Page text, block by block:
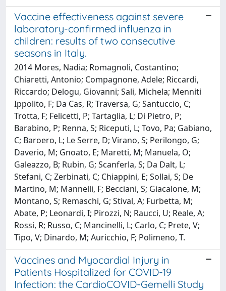
Vaccine effectiveness against severe
laboratory-confirmed influenza in
children: results of two consecutive
seasons in Italy.
2014 Mores, Nadia; Romagnoli, Costantino;
Chiaretti, Antonio; Compagnone, Adele; Riccardi,
Riccardo; Delogu, Giovanni; Sali, Michela; Menniti
Ippolito, F; Da Cas, R; Traversa, G; Santuccio, C;
Trotta, F; Felicetti, P; Tartaglia, L; Di Pietro, P;
Barabino, P; Renna, S; Riceputi, L; Tovo, Pa; Gabiano,
C; Baroero, L; Le Serre, D; Virano, S; Perilongo, G;
Daverio, M; Gnoato, E; Maretti, M; Manuela, O;
Galeazzo, B; Rubin, G; Scanferla, S; Da Dalt, L;
Stefani, C; Zerbinati, C; Chiappini, E; Sollai, S; De
Martino, M; Mannelli, F; Becciani, S; Giacalone, M;
Montano, S; Remaschi, G; Stival, A; Furbetta, M;
Abate, P; Leonardi, I; Pirozzi, N; Raucci, U; Reale, A;
Rossi, R; Russo, C; Mancinelli, L; Carlo, C; Prete, V;
Tipo, V; Dinardo, M; Auricchio, F; Polimeno, T.
Vaccines and Myocardial Injury in
Patients Hospitalized for COVID-19
Infection: the CardioCOVID-Gemelli Study